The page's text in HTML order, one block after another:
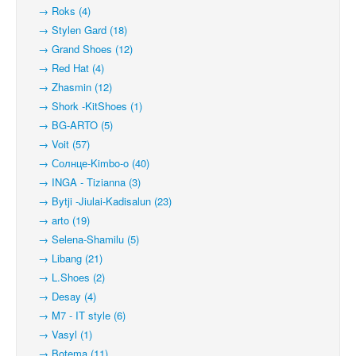
→ Roks (4)
→ Stylen Gard (18)
→ Grand Shoes (12)
→ Red Hat (4)
→ Zhasmin (12)
→ Shork -KitShoes (1)
→ BG-ARTO (5)
→ Voit (57)
→ Солнце-Kimbo-o (40)
→ INGA - Tizianna (3)
→ Bytji -Jiulai-Kadisalun (23)
→ arto (19)
→ Selena-Shamilu (5)
→ Libang (21)
→ L.Shoes (2)
→ Desay (4)
→ M7 - IT style (6)
→ Vasyl (1)